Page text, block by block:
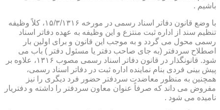
باشیم .
با وضع قانون دفاتر اسناد رسمی در مورخه ۱۵/۳/۱۳۱۶، كلاً وظیفه
تنظیم سند از اداره ثبت منتزع و این وظیفه به عهده دفاتر اسناد
رسمی محول می گردد و به موجب این قانون و برای اولین بار
اصطلاح سردفتر (به جای صاحب دفتر یا مسئول دفتر ) باب می
شود. قانونگذار در قانون دفاتر اسناد رسمی مصوب ۱۳۱۶، علاوه بر
پیش بینی فردی بنام نماینده اداره ثبت در دفاتر اسناد رسمی،
همچنین به منظور معاضدت سردفتر حضور فرد دیگری را نیز
مفروض می داند كه صرفاً عنوان معاون سردفتر را داشته و دفتریار
نامیده می شود .